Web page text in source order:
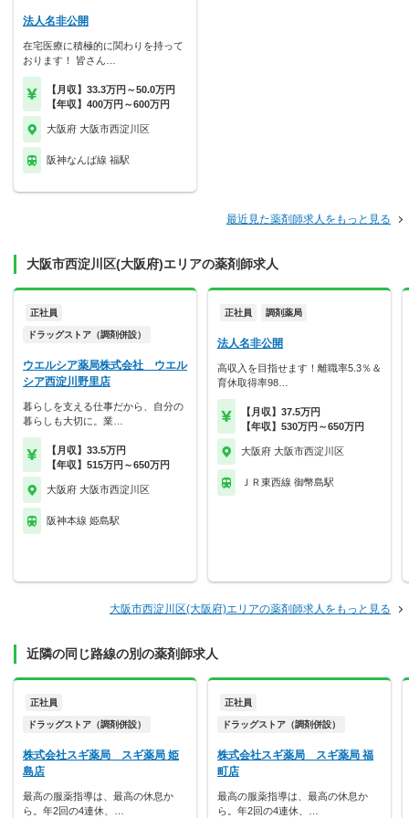
法人名非公開
在宅医療に積極的に関わりを持って
おります！ 皆さん…
【月収】33.3万円～50.0万円
【年収】400万円～600万円
大阪府 大阪市西淀川区
阪神なんば線 福駅
最近見た薬剤師求人をもっと見る
大阪市西淀川区(大阪府)エリアの薬剤師求人
正社員
ドラッグストア（調剤併設）
ウエルシア薬局株式会社 ウエル
シア西淀川野里店
暮らしを支える仕事だから、自分の
暮らしも大切に。業…
【月収】33.5万円
【年収】515万円～650万円
大阪府 大阪市西淀川区
阪神本線 姫島駅
正社員 調剤薬局
法人名非公開
高収入を目指せます！離職率5.3％＆
育休取得率98…
【月収】37.5万円
【年収】530万円～650万円
大阪府 大阪市西淀川区
ＪＲ東西線 御幣島駅
大阪市西淀川区(大阪府)エリアの薬剤師求人をもっと見る
近隣の同じ路線の別の薬剤師求人
正社員
ドラッグストア（調剤併設）
株式会社スギ薬局 スギ薬局 姫
島店
最高の服薬指導は、最高の休息か
ら。年2回の4連休、…
正社員
ドラッグストア（調剤併設）
株式会社スギ薬局 スギ薬局 福
町店
最高の服薬指導は、最高の休息か
ら。年2回の4連休、…